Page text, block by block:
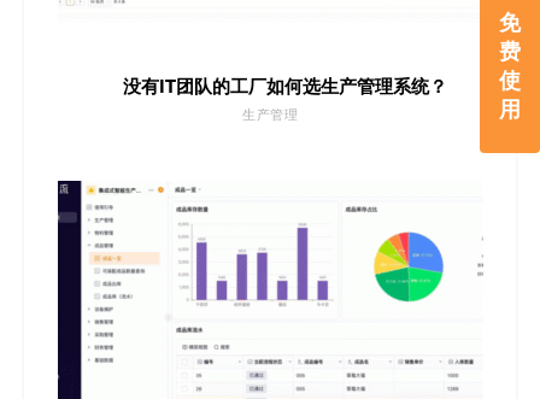
免
费
使
用
没有IT团队的工厂如何选生产管理系统？
生产管理